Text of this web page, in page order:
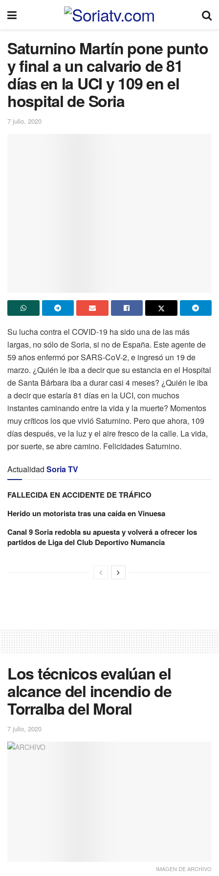
Saturnino Martín pone punto
y final a un calvario de 81
días en la UCI y 109 en el
hospital de Soria
7 julio, 2020
Su lucha contra el COVID-19 ha sido una de las más
largas, no sólo de Soria, si no de España. Este agente de
59 años enfermó por SARS-CoV-2, e ingresó un 19 de
marzo. ¿Quién le iba a decir que su estancia en el Hospital
de Santa Bárbara iba a durar casi 4 meses? ¿Quién le iba
a decir que estaría 81 días en la UCI, con muchos
instantes caminando entre la vida y la muerte? Momentos
muy críticos los que vivió Saturnino. Pero que ahora, 109
días después, ve la luz y el aire fresco de la calle. La vida,
por suerte, se abre camino. Felicidades Saturnino.
Actualidad Soria TV
FALLECIDA EN ACCIDENTE DE TRÁFICO
Herido un motorista tras una caída en Vinuesa
Canal 9 Soria redobla su apuesta y volverá a ofrecer los
partidos de Liga del Club Deportivo Numancia
Los técnicos evalúan el
alcance del incendio de
Torralba del Moral
7 julio, 2020
IMAGEN DE ARCHIVO